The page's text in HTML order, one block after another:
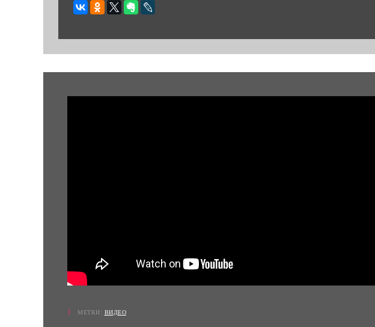
МЕТКИ: ВИДЕО